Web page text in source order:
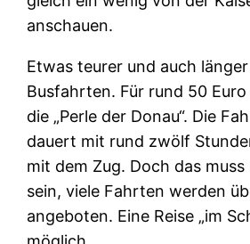
anschauen.
Etwas teurer und auch
Busfahrten. Für rund 50
die „Perle der Donau“. Die
dauert mit rund zwölf
mit dem Zug. Doch das
sein, viele Fahrten werden
angeboten. Eine Reise „im